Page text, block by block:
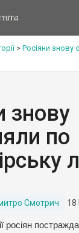
> Росіяни знову
знову
по
Смотрич 18
росіян